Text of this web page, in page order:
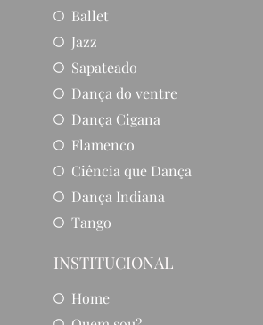
Ballet
Jazz
Sapateado
Dança do ventre
Dança Cigana
Flamenco
Ciência que Dança
Dança Indiana
Tango
INSTITUCIONAL
Home